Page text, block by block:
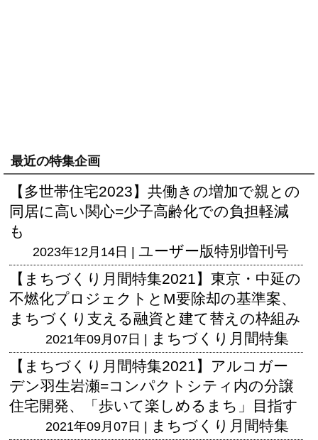
最近の特集企画
【多世帯住宅2023】共働きの増加で親との
同居に高い関心=少子高齢化での負担軽減
も
2023年12月14日 | ユーザー版特別増刊号
【まちづくり月間特集2021】東京・中延の
不燃化プロジェクトとM要除却の基準案、
まちづくり支える融資と建て替えの枠組み
2021年09月07日 | まちづくり月間特集
【まちづくり月間特集2021】アルコガー
デン羽生岩瀬=コンパクトシティ内の分譲
住宅開発、「歩いて楽しめるまち」目指す
2021年09月07日 | まちづくり月間特集